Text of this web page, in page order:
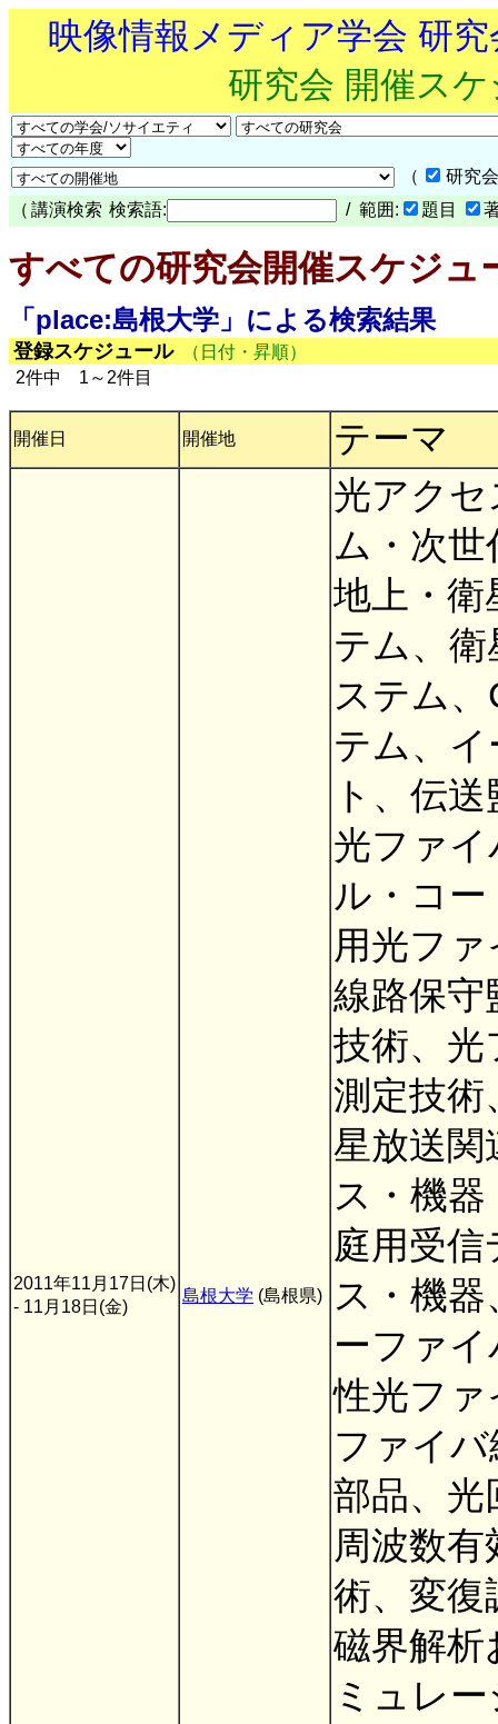
映像情報メディア学会 研
研究会 開催ス
（
研究
（ 講演検索 検索語: / 範囲: 題目
すべての研究会開催スケジュ
「place:島根大学」による検索結果
登録スケジュール
（日付・昇順）
2件中 1～2件目
開催日 開催地 テーマ
2011年11月17日(木)
- 11月18日(金)
島根大学 (島根県)
光アク
ム・次世
地上・衛
テム、
ステム
テム、
ト、伝
光ファ
ル・コ
用光フ
線路保守
技術、光
測定技術
星放送関
ス・機
庭用受信
ス・機
ーファ
性光ファ
ファイ
部品、光
周波数有
術、変復
磁界解析
ミュレ